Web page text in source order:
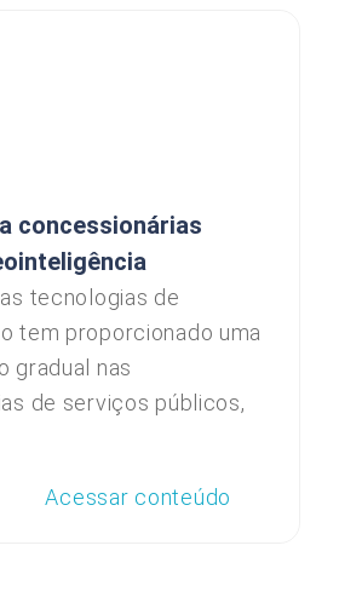
concessionárias
tecnologias de
tem proporcionado uma
gradual nas
de serviços públicos,
Acessar conteúdo